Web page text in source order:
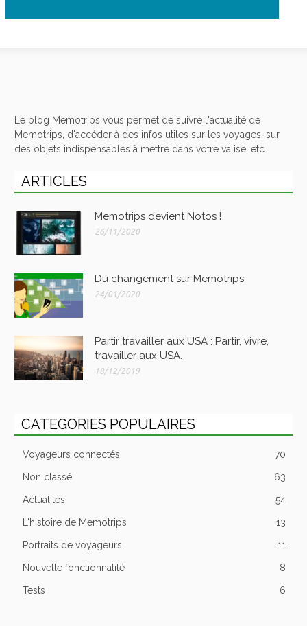
Le blog Memotrips vous permet de suivre l'actualité de
Memotrips, d'accéder à des infos utiles sur les voyages, sur
des objets indispensables à mettre dans votre valise, etc.
ARTICLES
Memotrips devient Notos !
26/11/2020
Du changement sur Memotrips
24/01/2020
Partir travailler aux USA : Partir, vivre,
travailler aux USA.
18/12/2019
CATEGORIES POPULAIRES
Voyageurs connectés 70
Non classé 63
Actualités 54
L'histoire de Memotrips 13
Portraits de voyageurs 11
Nouvelle fonctionnalité 8
Tests 6